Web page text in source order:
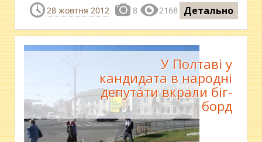
28 жовтня 2012 8 2168 Детально
У Полтаві у
кандидата в народні
депутати вкрали біг-
борд